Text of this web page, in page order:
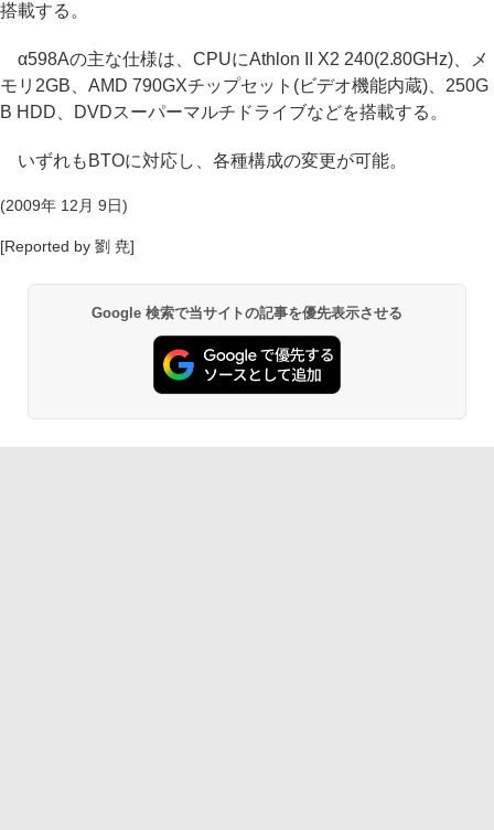
搭載する。
α598Aの主な仕様は、CPUにAthlon II X2 240(2.80GHz)、メ
モリ2GB、AMD 790GXチップセット(ビデオ機能内蔵)、250G
B HDD、DVDスーパーマルチドライブなどを搭載する。
いずれもBTOに対応し、各種構成の変更が可能。
(2009年 12月 9日)
[Reported by 劉 尭]
Google 検索で当サイトの記事を優先表示させる